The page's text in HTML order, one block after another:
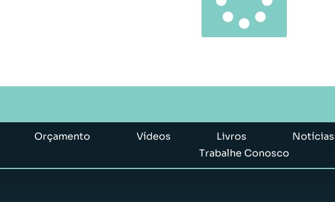
Orçamento Vídeos Livros Notícias
Trabalhe Conosco